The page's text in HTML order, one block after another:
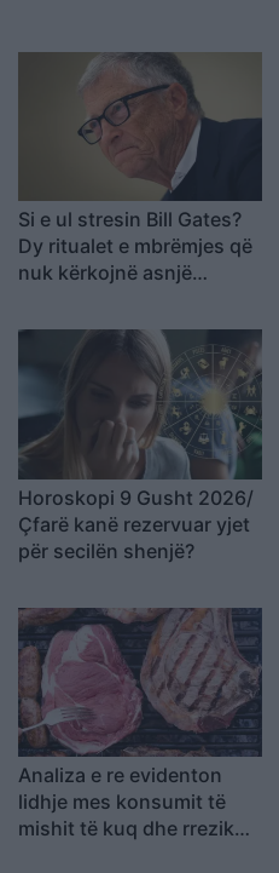
Si e ul stresin Bill Gates?
Dy ritualet e mbrëmjes që
nuk kërkojnë asnjë
Horoskopi 9 Gusht 2026/
Çfarë kanë rezervuar yjet
për secilën shenjë?
Analiza e re evidenton
lidhje mes konsumit të
mishit të kuq dhe rrezikut